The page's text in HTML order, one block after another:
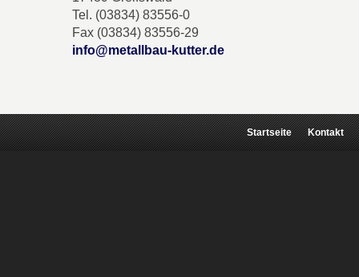
Tel. (03834) 83556-0
Fax (03834) 83556-29
info@metallbau-kutter.de
Startseite Kontakt